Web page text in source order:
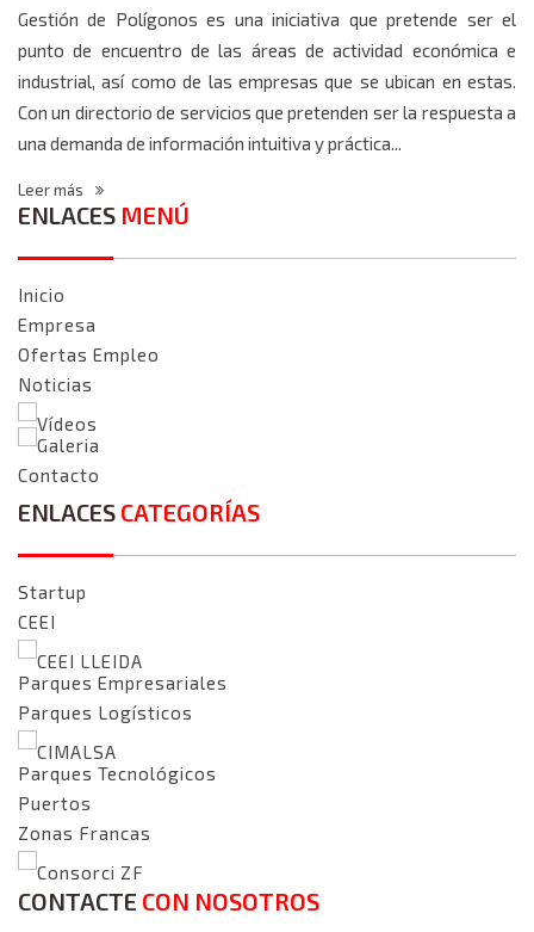
Gestión de Polígonos es una iniciativa que pretende ser el
punto de encuentro de las áreas de actividad económica e
industrial, así como de las empresas que se ubican en estas.
Con un directorio de servicios que pretenden ser la respuesta a
una demanda de información intuitiva y práctica...
Leer más
ENLACES MENÚ
Inicio
Empresa
Ofertas Empleo
Noticias
Vídeos
Galeria
Contacto
ENLACES CATEGORÍAS
Startup
CEEI
CEEI LLEIDA
Parques Empresariales
Parques Logísticos
CIMALSA
Parques Tecnológicos
Puertos
Zonas Francas
Consorci ZF
CONTACTE CON NOSOTROS